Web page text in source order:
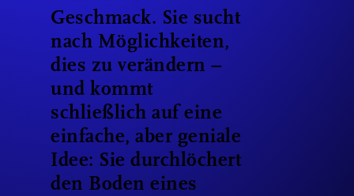
Geschmack. Sie sucht
nach Möglichkeiten,
dies zu verändern –
und kommt
schließlich auf eine
einfache, aber geniale
Idee: Sie durchlöchert
den Boden eines